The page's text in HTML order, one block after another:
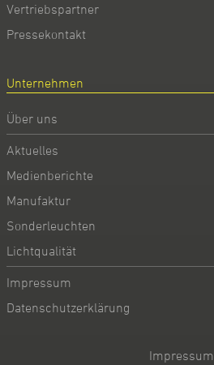
Vertriebspartner
Pressekontakt
Unternehmen
Über uns
Aktuelles
Medienberichte
Manufaktur
Sonderleuchten
Lichtqualität
Impressum
Datenschutzerklärung
Impressum